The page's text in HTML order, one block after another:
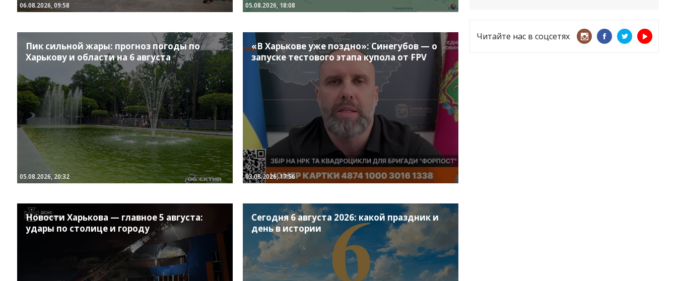
06.08.2026, 09:58 05.08.2026, 18:08
Пик сильной жары: прогноз погоды по
Харькову и области на 6 августа
05.08.2026, 20:32
«В Харькове уже поздно»: Синегубов — о
запуске тестового этапа купола от FPV
03.08.2026, 17:56
Новости Харькова — главное 5 августа:
удары по столице и городу
Сегодня 6 августа 2026: какой праздник и
день в истории
Читайте нас в соцсетях
InstagramFacebook
TwitterYoutube